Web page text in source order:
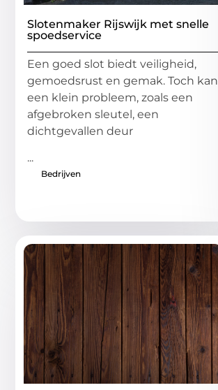
Slotenmaker Rijswijk met snelle
spoedservice
Een goed slot biedt veiligheid,
gemoedsrust en gemak. Toch kan
een klein probleem, zoals een
afgebroken sleutel, een
dichtgevallen deur
...
Bedrijven